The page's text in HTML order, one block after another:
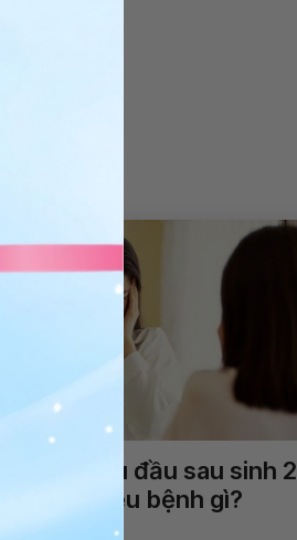
mặt, đau đầu sau sinh 2
là dấu hiệu bệnh gì?